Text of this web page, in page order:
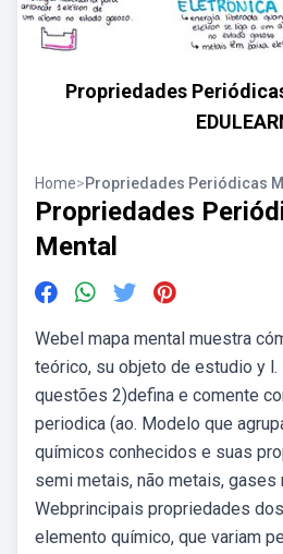
Propriedades
Home>Propriedades Periódicas
Propriedades
Mental
Webel mapa mental muestra
teórico, su objeto de estudio y l.
questões 2)defina e comente
periodica (ao. Modelo que
químicos conhecidos e suas
semi metais, não metais, gases
Webprincipais propriedades
elemento químico, que variam